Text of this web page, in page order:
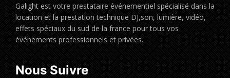
Galight est votre prestataire événementiel spécialisé dans la
location et la prestation technique DJ,son, lumière, vidéo,
effets spéciaux du sud de la france pour tous vos
événements professionnels et privées.
Nous Suivre